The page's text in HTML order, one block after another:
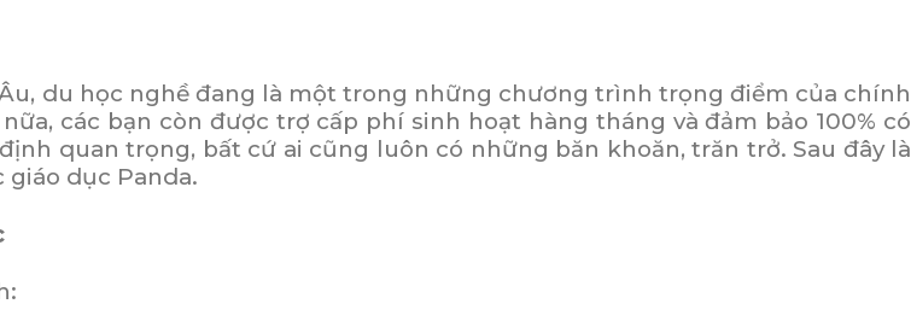
du học nghề đang là một trong những chương trình trọng điểm của chính
các bạn còn được trợ cấp phí sinh hoạt hàng tháng và đảm bảo 100% có
quan trọng, bất cứ ai cũng luôn có những băn khoăn, trăn trở. Sau đây là
dục Panda.